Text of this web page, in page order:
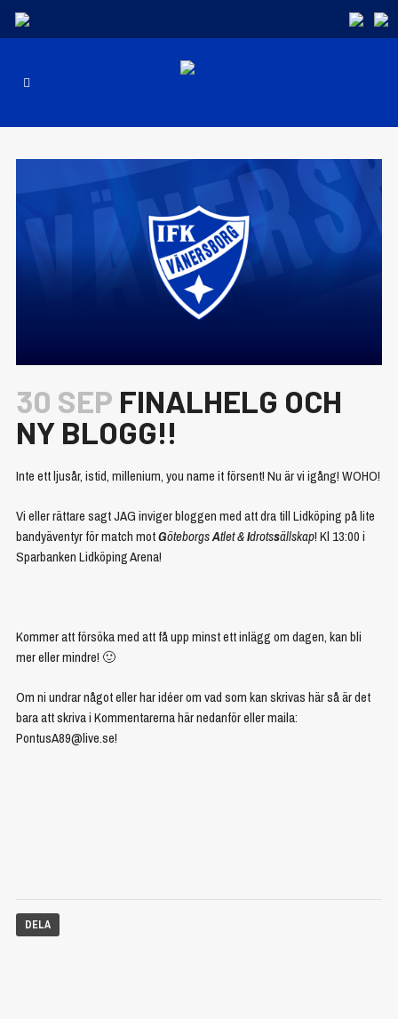
30 SEP FINALHELG OCH
NY BLOGG!!
Inte ett ljusår, istid, millenium, you name it försent! Nu är vi igång! WOHO!
Vi eller rättare sagt JAG inviger bloggen med att dra till Lidköping på lite
bandyäventyr för match motGöteborgsAtlet &Idrotssällskap! Kl 13:00 i
Sparbanken Lidköping Arena!
Kommer att försöka med att få upp minst ett inlägg om dagen, kan bli
mer eller mindre! 🙂
Om ni undrar något eller har idéer om vad som kan skrivas här så är det
bara att skriva i Kommentarerna här nedanför eller maila:
PontusA89@live.se!
DELA